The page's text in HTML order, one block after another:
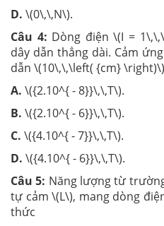
D. \(0\,\,N\).
Câu 4: Dòng điện \(I =
dây dẫn thẳng dài. Cảm
dẫn \(10\,\,\left( {cm}
A. \({2.10^{ - 8}}\,\,T\).
B. \({2.10^{ - 6}}\,\,T\).
C. \({4.10^{ - 7}}\,\,T\).
D. \({4.10^{ - 6}}\,\,T\).
Câu 5: Năng lượng từ
tự cảm \(L\), mang dòng
thức